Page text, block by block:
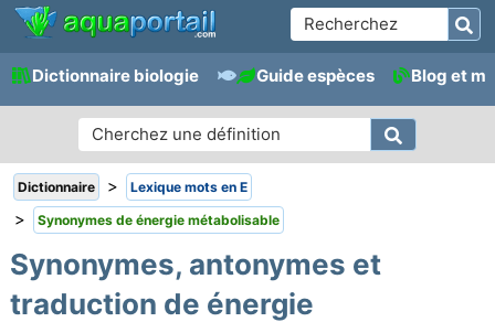
Dictionnaire biologie Guide espèces Blog et
Dictionnaire > Lexique mots en E
> Synonymes de énergie métabolisable
Synonymes, antonymes et
traduction de énergie